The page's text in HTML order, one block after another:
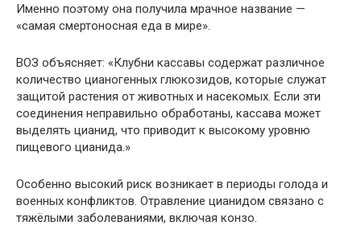
Именно поэтому она получила мрачное название —
«самая смертоносная еда в мире».
ВОЗ объясняет: «Клубни кассавы содержат различное
количество цианогенных глюкозидов, которые служат
защитой растения от животных и насекомых. Если эти
соединения неправильно обработаны, кассава может
выделять цианид, что приводит к высокому уровню
пищевого цианида.»
Особенно высокий риск возникает в периоды голода и
военных конфликтов. Отравление цианидом связано с
тяжёлыми заболеваниями, включая конзо.